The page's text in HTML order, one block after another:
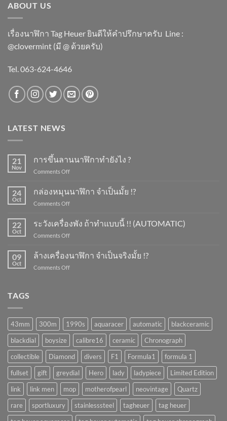
ABOUT US
เรื่องนาฬิกา Tag Heuer ยินดีให้คำปรึกษาครับ ​Line :
@clovermint (มี @ ด้วยครับ)
Tel. 063-624-4646
LATEST NEWS
21
Nov
การขึ้นลานนาฬิกาทำยังไง ?
Comments Offon
ลาน
นาฬิกา
ยัง
24
Oct
กล่องหมุนนาฬิกา จำเป็นมั้ย !?
Comments Offon
หมุน
นาฬิกา
จำเป็น
!?
22
Oct
ระวังเครื่องพัง ถ้าทำแบบนี้ !! (AUTOMATIC)
Comments Offon
เครื่อง
พัง
ถ้า
09
Oct
ล้างเครื่องนาฬิกา จำเป็นจริงมั้ย !?
Comments Offon
มั้ย
!?
TAGS
43mm 300m 1990s aquaracer automatic
blackceramic
blackdial
boysize calibre16 ceramic
Chronograph
collectible
Diamond divers F1 Formula1
formula 1
fullset
gift greydial Hero lady ladypiece
Limited Edition
link
link men mop motherofpearl neovintage
Quartz
rare
sportluxury stainlesssteel tagheuer
tag heuer